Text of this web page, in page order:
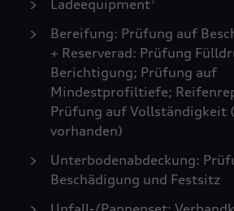
Ladeequipment
Bereifung: Prüfung auf
+ Reserverad: Prüfung
Berichtigung; Prüfung auf
Mindestprofiltiefe;
Prüfung auf Vollständigkeit
vorhanden)
Unterbodenabdeckung:
Beschädigung und Festsitz